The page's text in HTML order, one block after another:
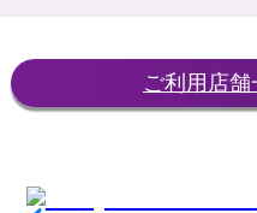
ご利用店